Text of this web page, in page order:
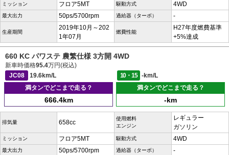
ミッション フロア5MT 駆動方式 4WD
最大出力 50ps/5700rpm 過給器（ターボ） -
生産期間
2019年10月～202
1年07月
燃費性能
H27年度燃費基準
+5%達成
660 KC パワステ 農繁仕様 3方開 4WD
新車時価格95.4万円(税込)
JC08
19.6km/L 10・15
-km/L
満タンでどこまで走る？
666.4km
満タンでどこまで走る？
-km
排気量 658cc
使用燃料
エンジン
レギュラー
ガソリン
ミッション フロア5MT 駆動方式 4WD
最大出力 50ps/5700rpm 過給器（ターボ） -